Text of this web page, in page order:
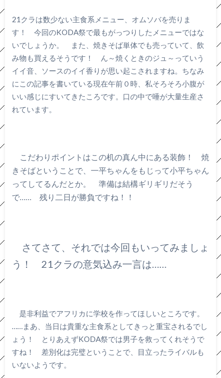
21クラは数少ない主食系メニュー、オムソバを売りま
す！ 今回のKODA祭で最もがっつりしたメニューではな
いでしょうか。 また、焼きそば単体でも売っていて、飲
み物も買えるそうです！ ん～焼くときのジュ～っていう
イイ音、ソースのイイ香りが思い起こされますね。ちなみ
にこの記事を書いている現在午前０時、私そろそろ小腹が
いい感じにすいてきたころです。口の中で唾が大量生産さ
れています。
こだわりポイントはこの机の真ん中にある装飾！ 焼
きそばということで、一平ちゃんをもじって小平ちゃん
ってしてるんだとか。 準備は結構ギリギリだそう
で…… 残り二日が勝負ですね！！
さてさて、それでは今回もいってみましょ
う！ 21クラの意気込み一言は……
是非利益でアフリカに学校を作ってほしいところです。
……まあ、当日は貴重な主食系としてきっと重宝されるでし
ょう！ とりあえずKODA祭では男子を救ってくれそうで
すね！ 差別化は完璧ということで、目立ったライバルも
いないようです。